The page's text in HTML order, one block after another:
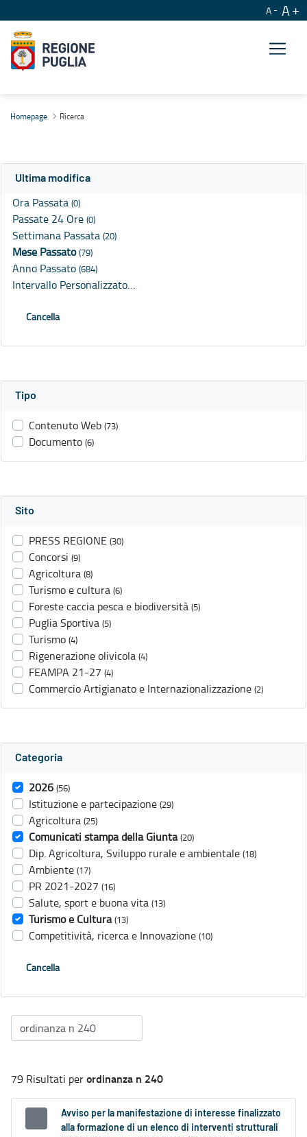
A A
Homepage Ricerca
Ultima modifica
Ora Passata (0)
Passate 24 Ore (0)
Settimana Passata (20)
Mese Passato(79)
Anno Passato (684)
Intervallo Personalizzato…
Cancella
Tipo
Contenuto Web (73)
Documento (6)
Sito
PRESS REGIONE (30)
Concorsi (9)
Agricoltura (8)
Turismo e cultura (6)
Foreste caccia pesca e biodiversità (5)
Puglia Sportiva (5)
Turismo (4)
Rigenerazione olivicola (4)
FEAMPA 21-27 (4)
Commercio Artigianato e Internazionalizzazione (2)
Categoria
2026 (56)
Istituzione e partecipazione (29)
Agricoltura (25)
Comunicati stampa della Giunta (20)
Dip. Agricoltura, Sviluppo rurale e ambientale (18)
Ambiente (17)
PR 2021-2027 (16)
Salute, sport e buona vita (13)
Turismo e Cultura (13)
Competitività, ricerca e Innovazione (10)
Cancella
79 Risultati perordinanza n 240
Avviso per la manifestazione di interesse finalizzato
alla formazione di un elenco di interventi strutturali